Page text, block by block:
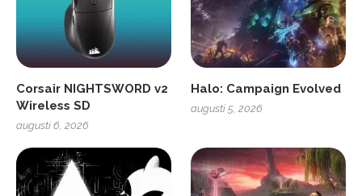
Corsair NIGHTSWORD v2
Wireless SD
augusti 6, 2026
Halo: Campaign Evolved
augusti 5, 2026